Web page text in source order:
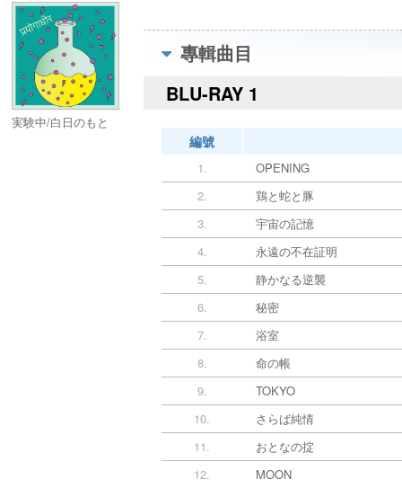
実験中/白日のもと
專輯曲目
BLU-RAY 1
編號
1.
OPENING
2.
鶏と蛇と豚
3.
宇宙の記憶
4.
永遠の不在証明
5.
静かなる逆襲
6.
秘密
7.
浴室
8.
命の帳
9.
TOKYO
10.
さらば純情
11.
おとなの掟
12.
MOON